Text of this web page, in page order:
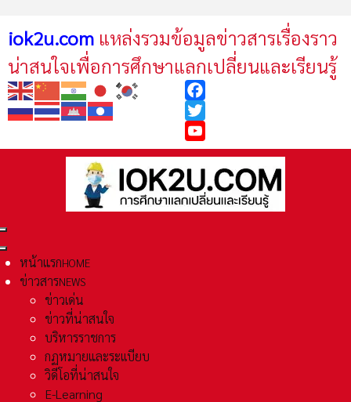
iok2u.com แหล่งรวมข้อมูลข่าวสารเรื่องราว
น่าสนใจเพื่อการศึกษาแลกเปลี่ยนและเรียนรู้
Facebook
Twitter
YouTube
หน้าแรกHOME
ข่าวสารNEWS
ข่าวเด่น
ข่าวที่น่าสนใจ
บริหารราชการ
กฏหมายและระเเบียบ
วิดีโอที่น่าสนใจ
E-Learning